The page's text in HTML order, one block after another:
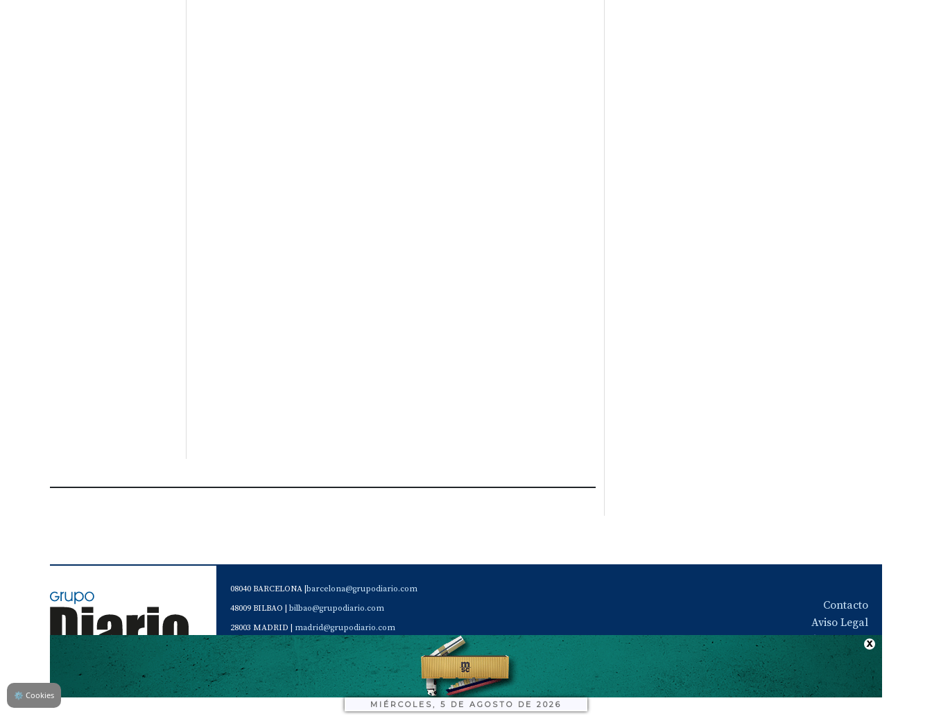
MIÉRCOLES, 5 DE AGOSTO DE 2026
08040 BARCELONA | barcelona@grupodiario.com
48009 BILBAO | bilbao@grupodiario.com
28003 MADRID | madrid@grupodiario.com
46120 Alboraya. VALENCIA |
valencia@grupodiario.com
Servicio de Atención al Socio Suscriptor | sas@grupodiario.com
Teléfono de contacto de Diario del Puerto: 96 330 18 32
Contacto
Aviso Legal
Quiénes somos
Política de privacidad
⚙ Cookies